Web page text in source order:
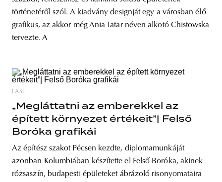
történetéről szól. A kiadvány designját egy a városban élő
grafikus, az akkor még Ania Tatar néven alkotó Chistowska
tervezte. A
EAST
„Megláttatni az emberekkel az
épített környezet értékeit”| Felső
Boróka grafikái
Az építész szakot Pécsen kezdte, diplomamunkáját
azonban Kolumbiában készítette el Felső Boróka, akinek
rózsaszín, budapesti épületeket ábrázoló risonyomataira